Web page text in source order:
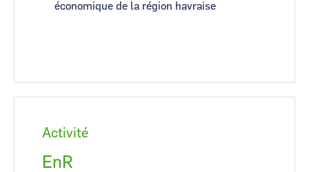
économique de la région havraise
Activité
EnR